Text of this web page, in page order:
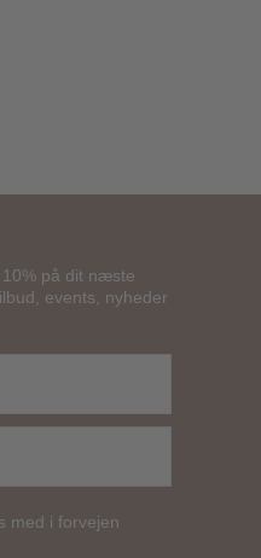
på dit næste
events, nyheder
med i forvejen